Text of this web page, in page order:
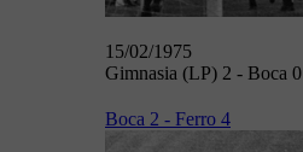
15/02/1975
Gimnasia (LP) 2 - Boca 0
Boca 2 - Ferro 4